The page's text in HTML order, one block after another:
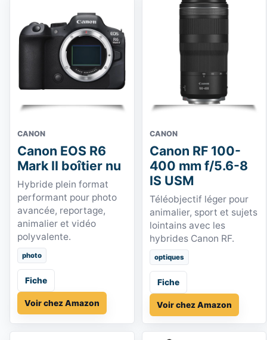
CANON
Canon EOS R6
Mark II boîtier nu
Hybride plein format
performant pour photo
avancée, reportage,
animalier et vidéo
polyvalente.
photo
Fiche
Voir chez Amazon
CANON
Canon RF 100-
400 mm f/5.6-8
IS USM
Téléobjectif léger pour
animalier, sport et sujets
lointains avec les
hybrides Canon RF.
optiques
Fiche
Voir chez Amazon